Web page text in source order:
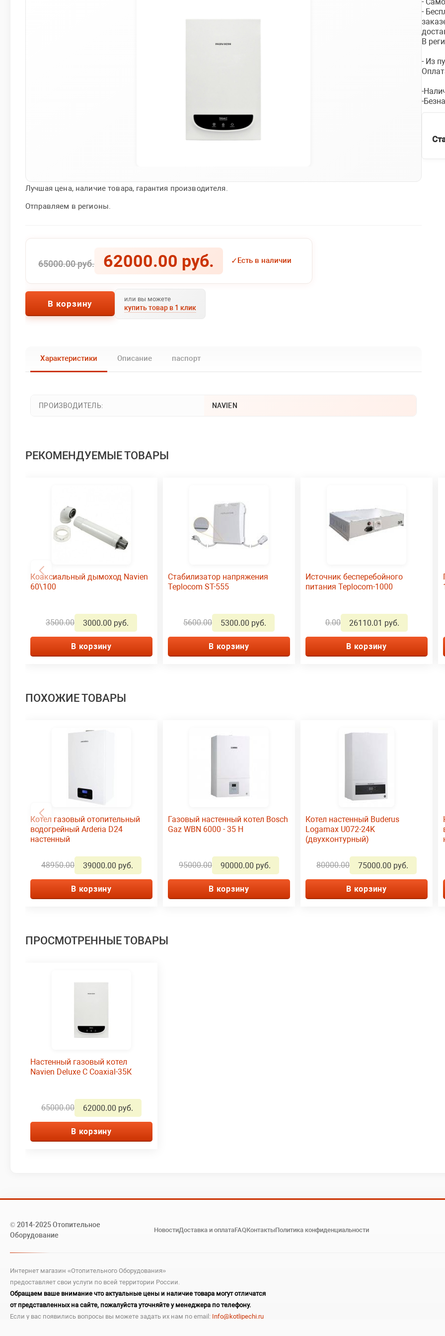
Лучшая цена, наличие товара, гарантия производителя.
Отправляем в регионы.
65000.00 руб. 62000.00 руб. ✓Есть в наличии
В корзину или вы можете
купить товар в 1 клик
Характеристики Описание паспорт
ПРОИЗВОДИТЕЛЬ: NAVIEN
-
В
- Из
-
-
РЕКОМЕНДУЕМЫЕ ТОВАРЫ
Коаксиальный дымоход Navien
60\100
3500.00 3000.00 руб.
В корзину
Стабилизатор напряжения
Teplocom ST-555
5600.00 5300.00 руб.
В корзину
Источник бесперебойного
питания Teplocom-1000
0.00 26110.01 руб.
В корзину
ПОХОЖИЕ ТОВАРЫ
Котел газовый отопительный
водогрейный Arderia D24
настенный
48950.00 39000.00 руб.
В корзину
Газовый настенный котел Bosch
Gaz WBN 6000 - 35 Н
95000.00 90000.00 руб.
В корзину
Котел настенный Buderus
Logamax U072-24K
(двухконтурный)
80000.00 75000.00 руб.
В корзину
ПРОСМОТРЕННЫЕ ТОВАРЫ
Настенный газовый котел
Navien Deluxe С Coaxial-35К
65000.00 62000.00 руб.
В корзину
© 2014-2025 Отопительное
Оборудование
НовостиДоставка и оплатаFAQКонтактыПолитика конфиденциальности
Интернет магазин «Отопительного Оборудования»
предоставляет свои услуги по всей территории России.
Обращаем ваше внимание что актуальные цены и наличие товара могут отличатся
от представленных на сайте, пожалуйста уточняйте у менеджера по телефону.
Если у вас появились вопросы вы можете задать их нам по email: Info@kotlipechi.ru